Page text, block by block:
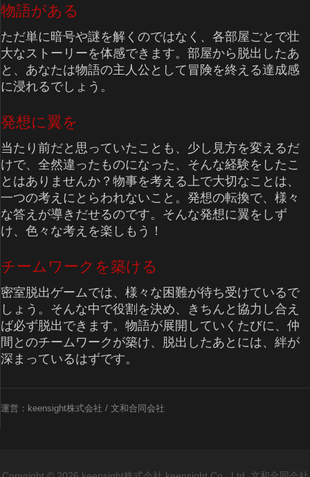
物語がある
ただ単に暗号や謎を解くのではなく、各部屋ごとで壮
大なストーリーを体感できます。部屋から脱出したあ
と、あなたは物語の主人公として冒険を終える達成感
に浸れるでしょう。
発想に翼を
当たり前だと思っていたことも、少し見方を変えるだ
けで、全然違ったものになった、そんな経験をしたこ
とはありませんか？物事を考える上で大切なことは、
一つの考えにとらわれないこと。発想の転換で、様々
な答えが導きだせるのです。そんな発想に翼をしず
け、色々な考えを楽しもう！
チームワークを築ける
密室脱出ゲームでは、様々な困難が待ち受けているで
しょう。そんな中で役割を決め、きちんと協力し合え
ば必ず脱出できます。物語が展開していくたびに、仲
間とのチームワークが築け、脱出したあとには、絆が
深まっているはずです。
運営：keensight株式会社 / 文和合同会社